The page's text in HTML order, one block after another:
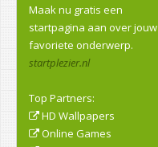
Maak nu gratis een
startpagina aan over jouw
favoriete onderwerp.
startplezier.nl
Top Partners:
HD Wallpapers
Online Games